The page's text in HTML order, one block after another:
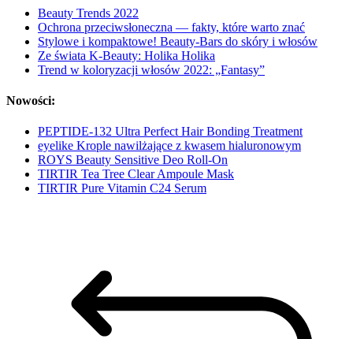
Beauty Trends 2022
Ochrona przeciwsłoneczna — fakty, które warto znać
Stylowe i kompaktowe! Beauty-Bars do skóry i włosów
Ze świata K-Beauty: Holika Holika
Trend w koloryzacji włosów 2022: „Fantasy”
Nowości:
PEPTIDE-132 Ultra Perfect Hair Bonding Treatment
eyelike Krople nawilżające z kwasem hialuronowym
ROYS Beauty Sensitive Deo Roll-On
TIRTIR Tea Tree Clear Ampoule Mask
TIRTIR Pure Vitamin C24 Serum